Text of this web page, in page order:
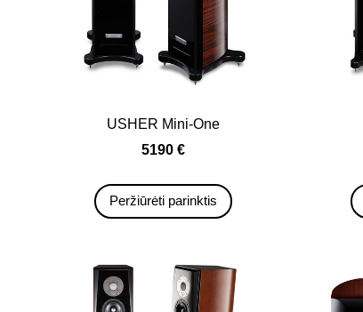
USHER Mini-One
5190 €
Peržiūrėti parinktis